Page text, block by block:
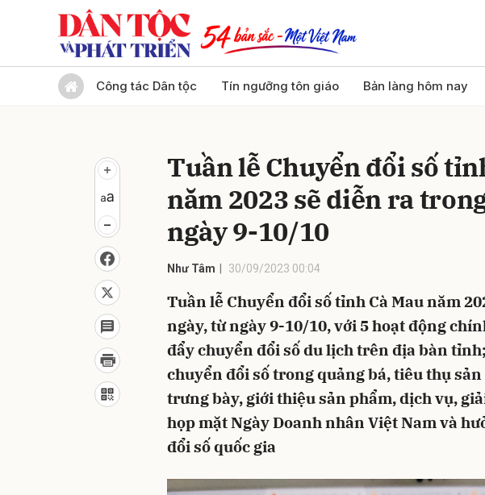
Công tác Dân tộc Tín ngưỡng tôn giáo Bản làng hôm nay
Tuần lễ Chuyển đổi số
năm 2023 sẽ diễn ra
ngày 9-10/10
Như Tâm 30/09/2023 00:04
Tuần lễ Chuyển đổi số tỉnh Cà Mau năm
ngày, từ ngày 9-10/10, với 5 hoạt động
đẩy chuyển đổi số du lịch trên địa bàn
chuyển đổi số trong quảng bá, tiêu thụ sản
trưng bày, giới thiệu sản phẩm, dịch vụ,
họp mặt Ngày Doanh nhân Việt Nam và
đổi số quốc gia
Gửi bình luận